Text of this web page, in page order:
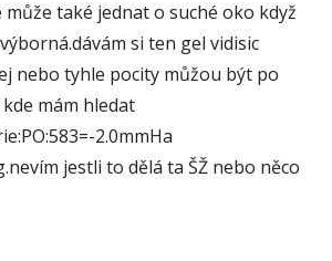
může také jednat o suché oko když
si ten gel vidisic
nebo tyhle pocity můžou být po
mám hledat
2.0mmHa
jestli to dělá ta ŠŽ nebo něco